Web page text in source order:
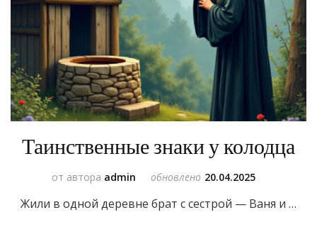
Таинственные знаки у колодца
от автора admin обновлено 20.04.2025
Жили в одной деревне брат с сестрой — Ваня и …